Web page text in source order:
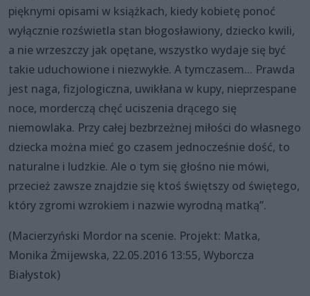
pięknymi opisami w książkach, kiedy kobietę ponoć
wyłącznie rozświetla stan błogosławiony, dziecko kwili,
a nie wrzeszczy jak opętane, wszystko wydaje się być
takie uduchowione i niezwykłe. A tymczasem... Prawda
jest naga, fizjologiczna, uwikłana w kupy, nieprzespane
noce, morderczą chęć uciszenia drącego się
niemowlaka. Przy całej bezbrzeżnej miłości do własnego
dziecka można mieć go czasem jednocześnie dość, to
naturalne i ludzkie. Ale o tym się głośno nie mówi,
przecież zawsze znajdzie się ktoś świętszy od świętego,
który zgromi wzrokiem i nazwie wyrodną matką”.
(Macierzyński Mordor na scenie. Projekt: Matka,
Monika Żmijewska, 22.05.2016 13:55, Wyborcza
Białystok)